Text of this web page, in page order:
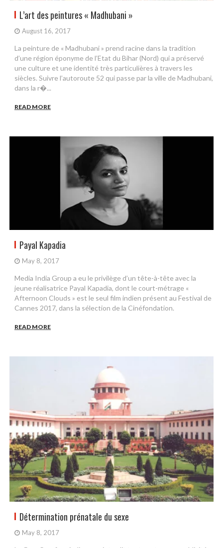
L’art des peintures « Madhubani »
August 16, 2017
La peinture de « Madhubani » prend racine dans la tradition
d’une région éponyme de l’Etat du Bihar (Nord) qui a préservé
une culture et une identité très particulières à travers les
siècles. Suivre l’autoroute 52 qui passe par la ville de Madhubani,
dans la r�...
READ MORE
Payal Kapadia
May 8, 2017
Media India Group a eu le privilège d’un tête-à-tête avec la
jeune réalisatrice Payal Kapadia, dont le court-métrage «
Afternoon Clouds » est le seul film indien présent au Festival de
Cannes 2017, dans la sélection de la Cinéfondation.
READ MORE
Détermination prénatale du sexe
May 8, 2017